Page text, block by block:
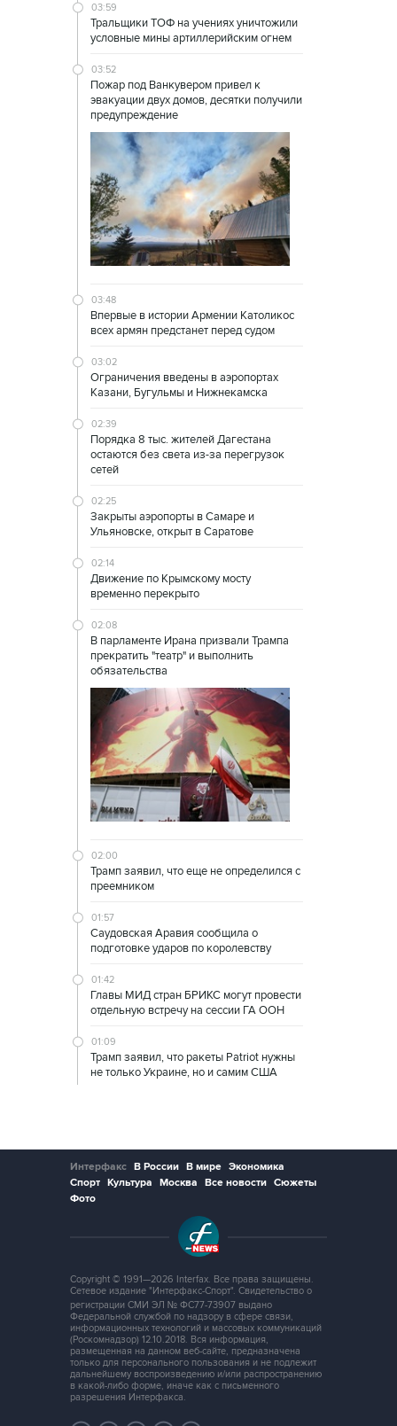
03:59
Тральщики ТОФ на учениях уничтожили
условные мины артиллерийским огнем
03:52
Пожар под Ванкувером привел к
эвакуации двух домов, десятки получили
предупреждение
03:48
Впервые в истории Армении Католикос
всех армян предстанет перед судом
03:02
Ограничения введены в аэропортах
Казани, Бугульмы и Нижнекамска
02:39
Порядка 8 тыс. жителей Дагестана
остаются без света из-за перегрузок
сетей
02:25
Закрыты аэропорты в Самаре и
Ульяновске, открыт в Саратове
02:14
Движение по Крымскому мосту
временно перекрыто
02:08
В парламенте Ирана призвали Трампа
прекратить "театр" и выполнить
обязательства
02:00
Трамп заявил, что еще не определился с
преемником
01:57
Саудовская Аравия сообщила о
подготовке ударов по королевству
01:42
Главы МИД стран БРИКС могут провести
отдельную встречу на сессии ГА ООН
01:09
Трамп заявил, что ракеты Patriot нужны
не только Украине, но и самим США
Интерфакс В России В мире Экономика
Спорт Культура Москва Все новости Сюжеты
Фото
Copyright © 1991—2026 Interfax. Все права защищены.
Сетевое издание "Интерфакс-Спорт". Свидетельство о
регистрации СМИ ЭЛ № ФС77-73907 выдано
Федеральной службой по надзору в сфере связи,
информационных технологий и массовых коммуникаций
(Роскомнадзор) 12.10.2018. Вся информация,
размещенная на данном веб-сайте, предназначена
только для персонального пользования и не подлежит
дальнейшему воспроизведению и/или распространению
в какой-либо форме, иначе как с письменного
разрешения Интерфакса.